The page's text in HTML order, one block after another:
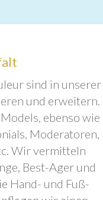
sind in unserer
und erweitern.
ebenso wie
Moderatoren,
Wir vermitteln
Best-Ager und
Hand- und Fuß-